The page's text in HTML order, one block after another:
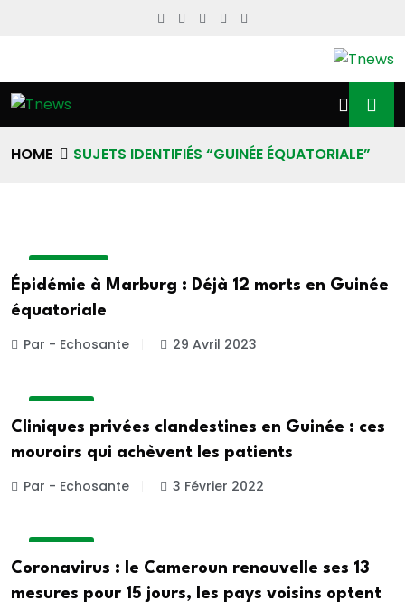
HOME SUJETS IDENTIFIÉS “GUINÉE ÉQUATORIALE”
Épidémie à Marburg : Déjà 12 morts en Guinée
équatoriale
Par - Echosante 29 Avril 2023
Cliniques privées clandestines en Guinée : ces
mouroirs qui achèvent les patients
Par - Echosante 3 Février 2022
Coronavirus : le Cameroun renouvelle ses 13
mesures pour 15 jours, les pays voisins optent